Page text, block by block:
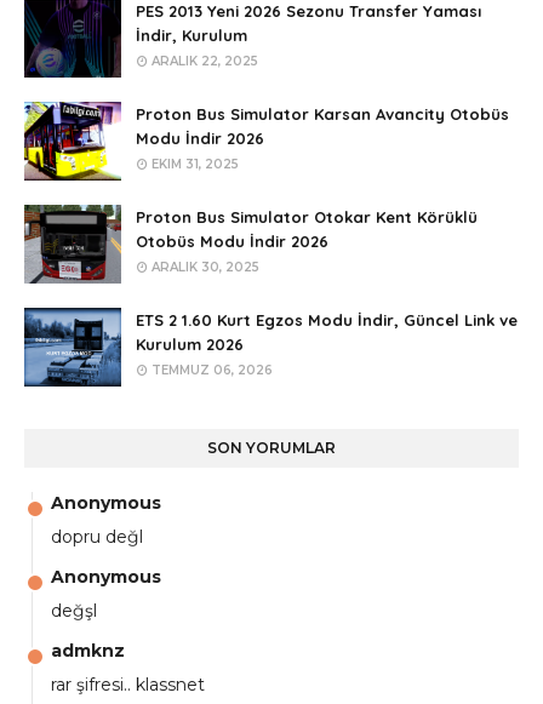
PES 2013 Yeni 2026 Sezonu Transfer Yaması
İndir, Kurulum
ARALIK 22, 2025
Proton Bus Simulator Karsan Avancity Otobüs
Modu İndir 2026
EKIM 31, 2025
Proton Bus Simulator Otokar Kent Körüklü
Otobüs Modu İndir 2026
ARALIK 30, 2025
ETS 2 1.60 Kurt Egzos Modu İndir, Güncel Link ve
Kurulum 2026
TEMMUZ 06, 2026
SON YORUMLAR
Anonymous
dopru değl
Anonymous
değşl
admknz
rar şifresi.. klassnet